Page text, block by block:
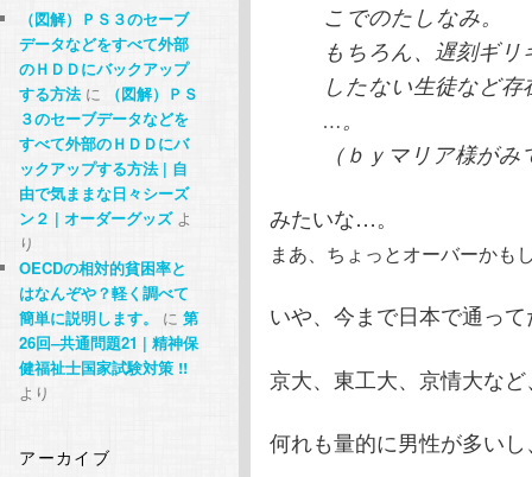
こでのたしなみ。
もちろん、遅刻ギ
したない生徒など
…。
（ｂｙマリア様がみ
みたいな…。
まあ、ちょっとオーバーかも
いや、今まで日本で通っ
京大、東工大、京情大など
何れも量的に男性が多いし
（図解）ＰＳ３のセーブ
データなどをすべて外部
のＨＤＤにバックアップ
する方法に
（図解）ＰＳ
３のセーブデータなどを
すべて外部のＨＤＤにバ
ックアップする方法 | 自
由で気ままな日々シーズ
ン２ | オーダーグッズよ
り
OECDの相対的貧困率と
はなんぞや？軽く調べて
簡単に説明します。
に第
26回–共通問題21 | 精神保
健福祉士国家試験対策 !!
より
アーカイブ